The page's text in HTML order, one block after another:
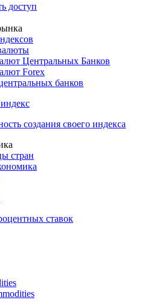
доступ
Центральных Банков
Forex
банков
создания своего индекса
стран
ставок